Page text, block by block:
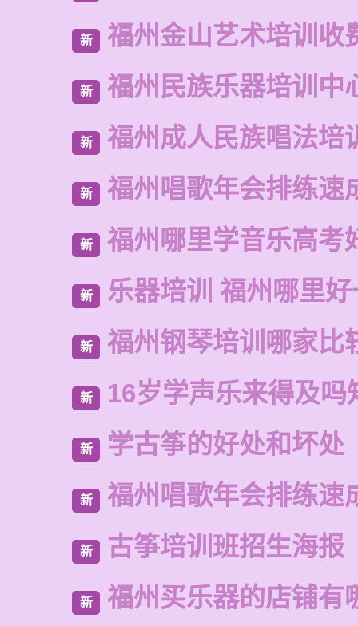
新 福州金山艺术培训收
新 福州民族乐器培训中
新 福州成人民族唱法培
新 福州唱歌年会排练速
新 福州哪里学音乐高考
新 乐器培训 福州哪里
新 福州钢琴培训哪家比
新 16岁学声乐来得及吗
新 学古筝的好处和坏处
新 福州唱歌年会排练速
新 古筝培训班招生海报
新 福州买乐器的店铺有